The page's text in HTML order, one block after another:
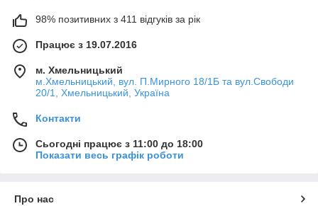
98% позитивних з 411 відгуків за рік
Працює з 19.07.2016
м. Хмельницький
м.Хмельницький, вул. П.Мирного 18/1Б та вул.Свободи
20/1, Хмельницький, Україна
Контакти
Сьогодні працює з 11:00 до 18:00
Показати весь графік роботи
Про нас